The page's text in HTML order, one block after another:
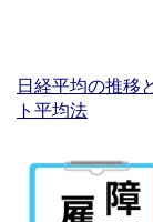
日経平均の推移
ト平均法